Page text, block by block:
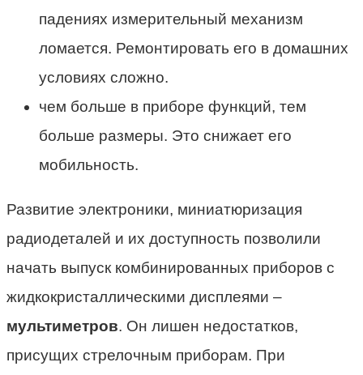
падениях измерительный механизм
ломается. Ремонтировать его в домашних
условиях сложно.
чем больше в приборе функций, тем
больше размеры. Это снижает его
мобильность.
Развитие электроники, миниатюризация
радиодеталей и их доступность позволили
начать выпуск комбинированных приборов с
жидкокристаллическими дисплеями –
мультиметров. Он лишен недостатков,
присущих стрелочным приборам. При